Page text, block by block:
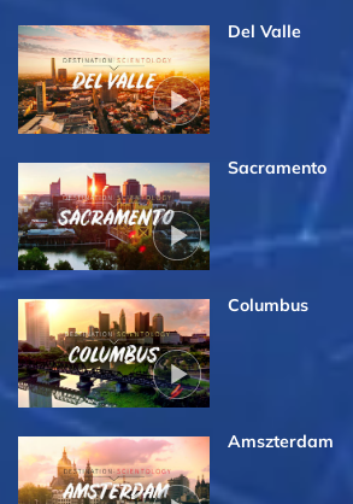
Del Valle
Sacramento
Columbus
Amszterdam